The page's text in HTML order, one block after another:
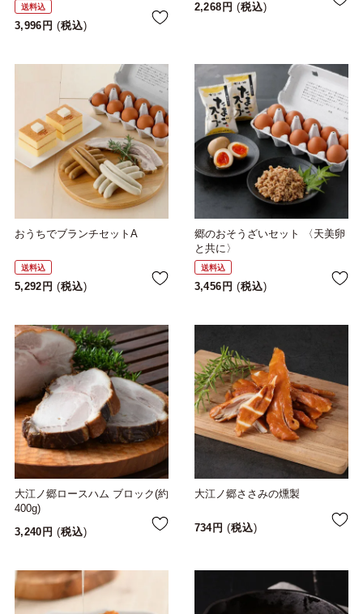
送料込
3,996 税込
2,268 税込
おうちでブランチセットA
送料込
5,292 税込
郷のおそうざいセット 〈天美卵
と共に〉
送料込
3,456 税込
大江ノ郷ロースハム ブロック(約
400g)
3,240
税込
大江ノ郷ささみの燻製
734 税込